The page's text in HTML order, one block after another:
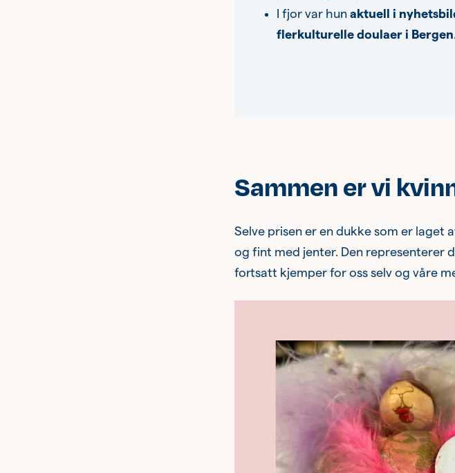
I fjor var hun aktuell i
flerkulturelle doulaer i Bergen.
Sammen er vi
Selve prisen er en dukke som er laget
og fint med jenter. Den representerer
fortsatt kjemper for oss selv og våre